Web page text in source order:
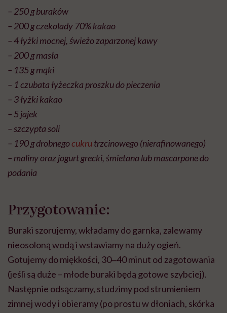
– 250 g buraków
– 200 g czekolady 70% kakao
– 4 łyżki mocnej, świeżo zaparzonej kawy
– 200 g masła
– 135 g mąki
– 1 czubata łyżeczka proszku do pieczenia
– 3 łyżki kakao
– 5 jajek
– szczypta soli
– 190 g drobnegocukrutrzcinowego (nierafinowanego)
– maliny oraz jogurt grecki, śmietana lub mascarpone do
podania
Przygotowanie:
Buraki szorujemy, wkładamy do garnka, zalewamy
nieosoloną wodą i wstawiamy na duży ogień.
Gotujemy do miękkości, 30‒40 minut od zagotowania
(jeśli są duże – młode buraki będą gotowe szybciej).
Następnie odsączamy, studzimy pod strumieniem
zimnej wody i obieramy (po prostu w dłoniach, skórka